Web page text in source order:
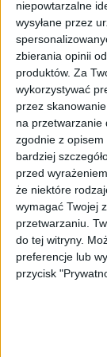
niepowtarzalne
wysyłane przez
zbierania opinii
produktów. Za
wykorzystywać
przez
na przetwarzanie
zgodnie z
bardziej
przed
że niektóre
wymagać Twojej
przetwarzaniu.
do tej witryny.
preferencje lub
przycisk
możliwości,
w stosunku
produkty.
sposób,
stanowi
Czy w
punktów?
tak, by
tam, gdzie
produktów
niż
obecność